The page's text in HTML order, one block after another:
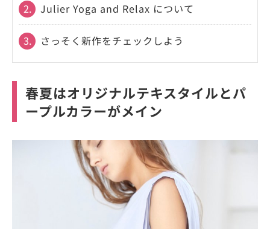
2. Julier Yoga and Relax について
3. さっそく新作をチェックしよう
春夏はオリジナルテキスタイルとパ
ープルカラーがメイン